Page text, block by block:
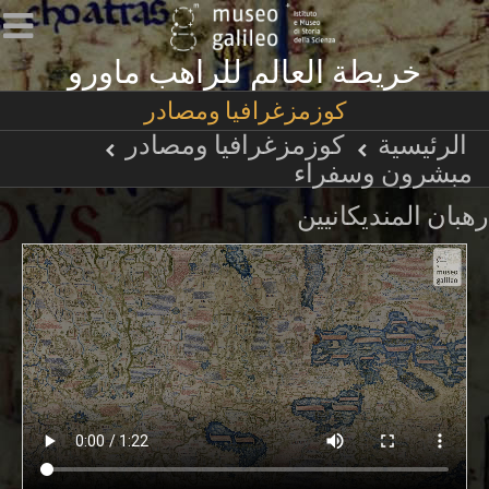
خريطة العالم للراهب ماورو
كوزمزغرافيا ومصادر
الرئيسية
كوزمزغرافيا ومصادر
مبشرون وسفراء
رهبان المنديكانيين